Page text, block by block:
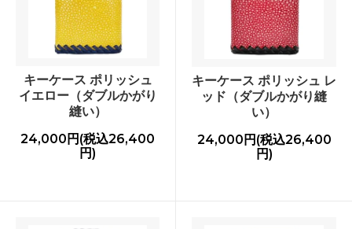
キーケース ポリッシュ
イエロー（ダブルかがり
縫い）
24,000円(税込26,400
円)
キーケース ポリッシュ レ
ッド（ダブルかがり縫
い）
24,000円(税込26,400
円)